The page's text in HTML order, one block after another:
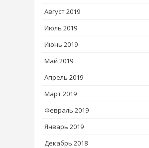
Август 2019
Июль 2019
Июнь 2019
Май 2019
Апрель 2019
Март 2019
Февраль 2019
Январь 2019
Декабрь 2018